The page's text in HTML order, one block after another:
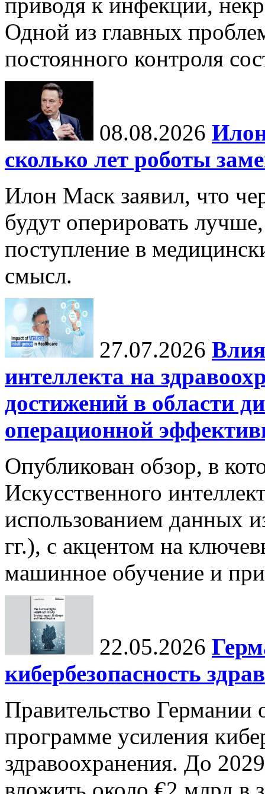
приводя к инфекции,
Одной из главных
постоянного контроля
08.08.2026
сколько лет роботы
Илон Маск заявил, что
будут оперировать
поступление в
смысл.
27.07.2026
интеллекта на
достижений в области
операционной
Опубликован обзор, в
Искусственного
использованием данных
гг.), с акцентом на
машинное обучение и
22.05.2026
кибербезопасность
Правительство
программе усиления
здравоохранения. До